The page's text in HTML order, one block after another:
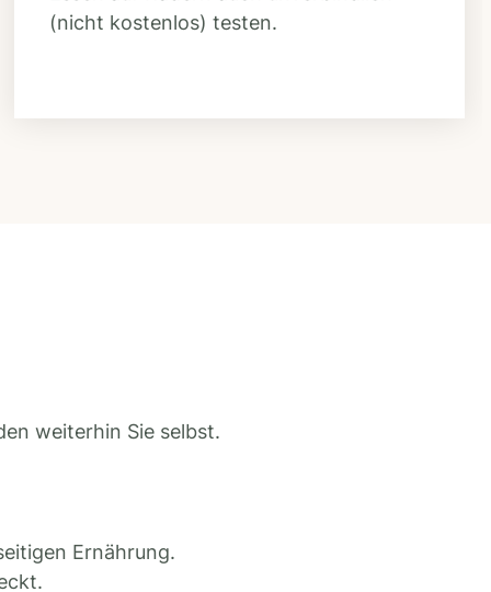
(nicht kostenlos) testen.
weiterhin Sie selbst.
Ernährung.